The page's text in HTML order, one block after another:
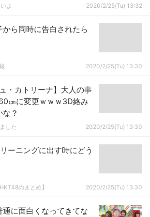
よ 2020/2/25(Tu) 13:32
から同時に告白されたら
2020/2/25(Tu) 13:30
・カトリーナ】大人の事
㎝に変更ｗｗｗ3D絡み
？
した 2020/2/25(Tu) 13:30
ーニングに出す時にどう
のまとめ】 2020/2/25(Tu) 13:30
に面白くなってきてな